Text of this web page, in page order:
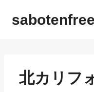
北カリフ